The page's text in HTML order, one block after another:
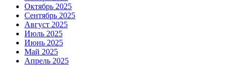
Октябрь 2025
Сентябрь 2025
Август 2025
Июль 2025
Июнь 2025
Май 2025
Апрель 2025